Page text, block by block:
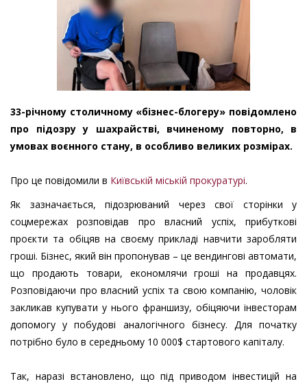
33-річному столичному «бізнес-блогеру» повідомлено
про підозру у шахрайстві, вчиненому повторно, в
умовах воєнного стану, в особливо великих розмірах.
Про це повідомили в Київській міській прокуратурі.
Як зазначається, підозрюваний через свої сторінки у
соцмережах розповідав про власний успіх, прибуткові
проєкти та обіцяв на своєму прикладі навчити заробляти
гроші. Бізнес, який він пропонував – це вендингові автомати,
що продають товари, економлячи гроші на продавцях.
Розповідаючи про власний успіх та свою компанію, чоловік
закликав купувати у нього франшизу, обіцяючи інвесторам
допомогу у побудові аналогічного бізнесу. Для початку
потрібно було в середньому 10 000$ cтартового капіталу.
Так, наразі встановлено, що під приводом інвестицій на